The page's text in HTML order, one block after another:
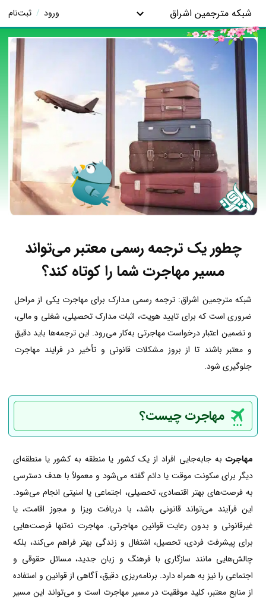
شبکه مترجمین اشراق ورود / ثبت‌نام
چطور یک ترجمه رسمی معتبر می‌تواند
مسیر مهاجرت شما را کوتاه کند؟
شبکه مترجمین اشراق: ترجمه رسمی مدارک برای مهاجرت یکی از مراحل
ضروری است که برای تایید هویت، اثبات مدارک تحصیلی، شغلی و مالی،
و تضمین اعتبار درخواست مهاجرتی به‌کار می‌رود. این ترجمه‌ها باید دقیق
و معتبر باشند تا از بروز مشکلات قانونی و تأخیر در فرایند مهاجرت
جلوگیری شود.
مهاجرت چیست؟
مهاجرت به جابه‌جایی افراد از یک کشور یا منطقه به کشور یا منطقه‌ای
دیگر برای سکونت موقت یا دائم گفته می‌شود و معمولاً با هدف دسترسی
به فرصت‌های بهتر اقتصادی، تحصیلی، اجتماعی یا امنیتی انجام می‌شود.
این فرآیند می‌تواند قانونی باشد، با دریافت ویزا و مجوز اقامت، یا
غیرقانونی و بدون رعایت قوانین مهاجرتی. مهاجرت نه‌تنها فرصت‌هایی
برای پیشرفت فردی، تحصیل، اشتغال و زندگی بهتر فراهم می‌کند، بلکه
چالش‌هایی مانند سازگاری با فرهنگ و زبان جدید، مسائل حقوقی و
اجتماعی را نیز به همراه دارد. برنامه‌ریزی دقیق، آگاهی از قوانین و استفاده
از منابع معتبر، کلید موفقیت در مسیر مهاجرت است و می‌تواند این مسیر